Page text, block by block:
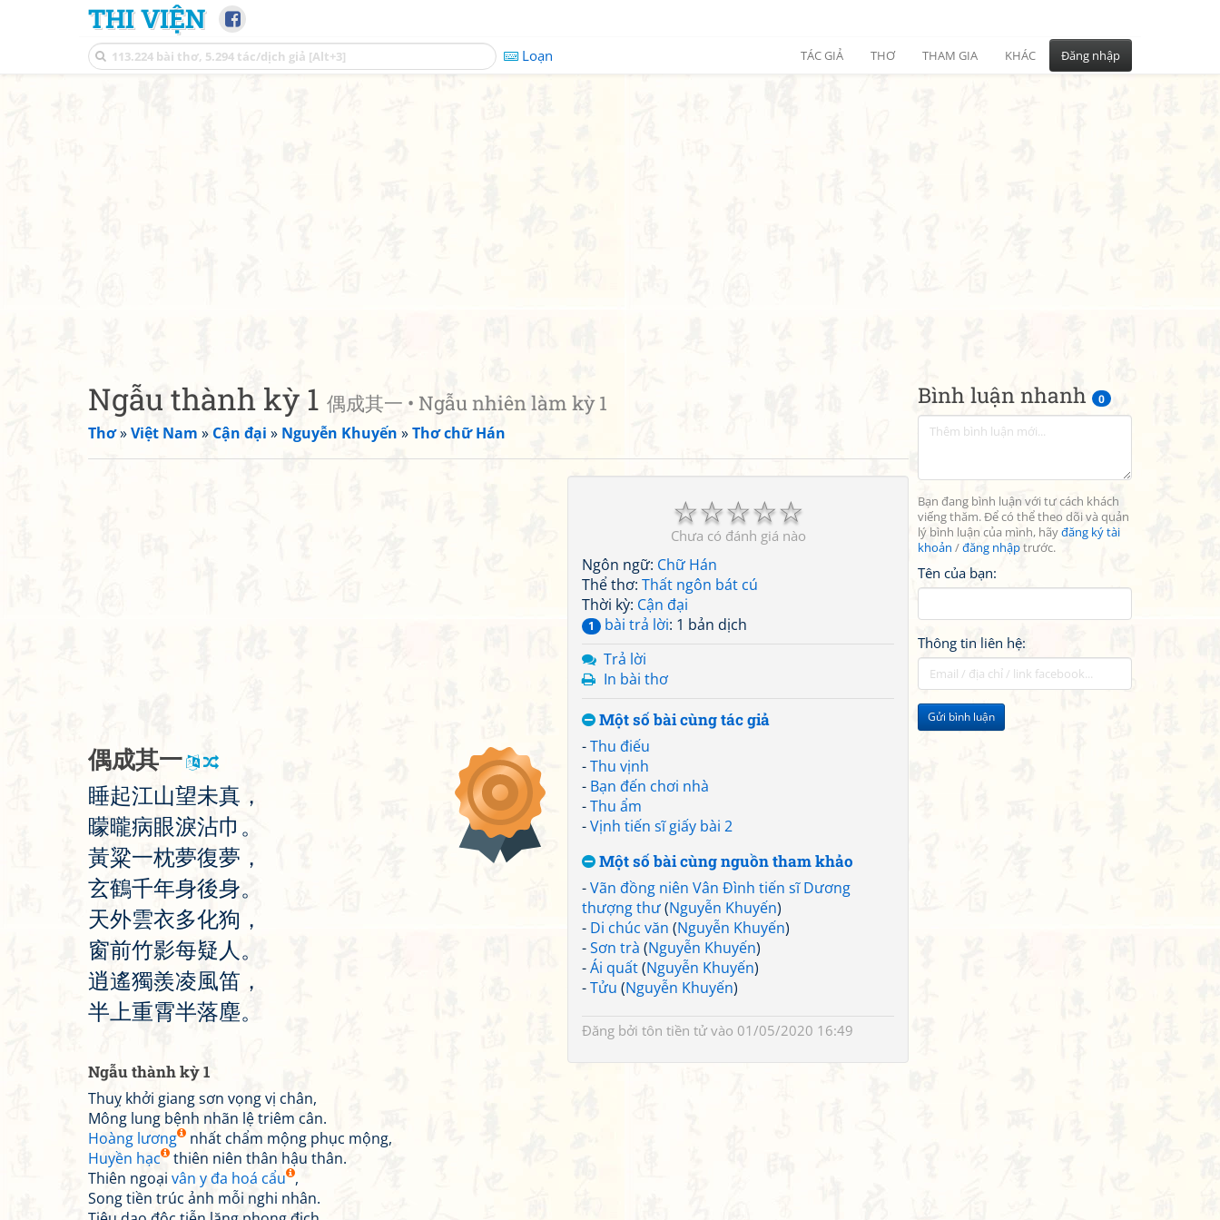
THI VIỆN
Loạn TÁC GIẢ THƠ THAM GIA KHÁC Đăng nhập
Bình luận nhanh 0
Bạn đang bình luận với tư cách khách
viếng thăm. Để có thể theo dõi và quản
lý bình luận của mình, hãyđăng ký tài
khoản /đăng nhậptrước.
Tên của bạn:
Thông tin liên hệ:
Gửi bình luận
Ngẫu thành kỳ 1 偶成其一 • Ngẫu nhiên làm kỳ 1
Thơ»Việt Nam » Cận đại » Nguyễn Khuyến »Thơ chữ Hán
☆
☆
☆
☆
☆
Chưa có đánh giá nào
Ngôn ngữ: Chữ Hán
Thể thơ: Thất ngôn bát cú
Thời kỳ: Cận đại
1 bài trả lời: 1 bản dịch
Trả lời
In bài thơ
Một số bài cùng tác giả
-Thu điếu
-Thu vịnh
- Bạn đến chơi nhà
-Thu ẩm
-Vịnh tiến sĩ giấy bài 2
Một số bài cùng nguồn tham khảo
-Vãn đồng niên Vân Đình tiến sĩ Dương
thượng thư(Nguyễn Khuyến)
- Di chúc văn (Nguyễn Khuyến)
-Sơn trà (Nguyễn Khuyến)
-Ái quất(Nguyễn Khuyến)
-Tửu (Nguyễn Khuyến)
Đăng bởi tôn tiền tửvào 01/05/2020 16:49
偶成其一
睡起江山望未真 ，
曚曨病眼淚沾巾 。
黃粱一枕夢復夢 ，
玄鶴千年身後身。
天外雲衣多化狗 ，
窗前竹影每疑 人 。
逍遙獨羨凌風笛 ，
半 上重霄半落塵。
Ngẫu thành kỳ 1
Thuỵ khởi giang sơn vọng vị chân,
Mông lung bệnh nhãn lệ triêm cân.
Hoàng lương
nhất chẩm mộng phục mộng,
Huyền hạc
thiên niên thân hậu thân.
Thiên ngoại vân y đa hoá cẩu ,
Song tiền trúc ảnh mỗi nghi nhân.